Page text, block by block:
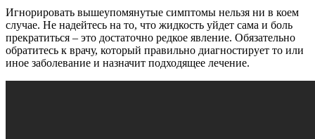
Игнорировать вышеупомянутые симптомы нельзя ни в коем
случае. Не надейтесь на то, что жидкость уйдет сама и боль
прекратиться – это достаточно редкое явление. Обязательно
обратитесь к врачу, который правильно диагностирует то или
иное заболевание и назначит подходящее лечение.